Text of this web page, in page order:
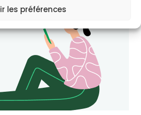
les préférences